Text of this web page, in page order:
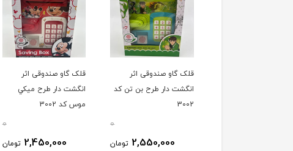
قلک گاو صندوقی اثر
انگشت دار طرح بن تن کد
3002
0
2,550,000 تومان
قلک گاو صندوقی اثر
انگشت دار طرح میکي
موس کد 3002
0
2,450,000 تومان